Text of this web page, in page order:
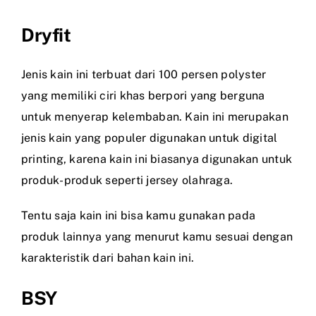
Dryfit
Jenis kain ini terbuat dari 100 persen polyster
yang memiliki ciri khas berpori yang berguna
untuk menyerap kelembaban. Kain ini merupakan
jenis kain yang populer digunakan untuk digital
printing, karena kain ini biasanya digunakan untuk
produk-produk seperti jersey olahraga.
Tentu saja kain ini bisa kamu gunakan pada
produk lainnya yang menurut kamu sesuai dengan
karakteristik dari bahan kain ini.
BSY